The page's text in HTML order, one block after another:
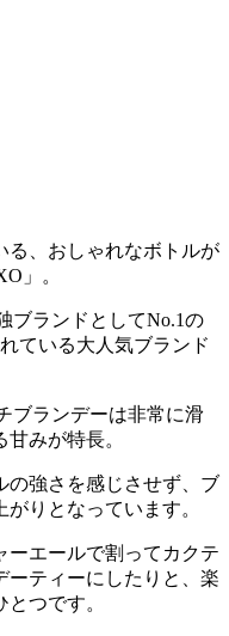
る、おしゃれなボトルが
」。
ブランドとしてNo.1の
ている大人気ブランド
ブランデーは非常に滑
みが特長。
の強さを感じさせず、ブ
りとなっています。
ーエールで割ってカクテ
ーティーにしたりと、楽
つです。